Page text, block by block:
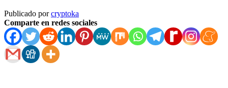
Publicado porcryptoka
Comparte en redes sociales